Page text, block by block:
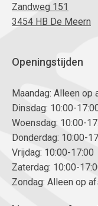
Zandweg 151
3454 HB De Meern
Openingstijden
Maandag: Alleen op
Dinsdag: 10:00-
Woensdag: 10:00-
Donderdag: 10:00-
Vrijdag: 10:00-17:00
Zaterdag: 10:00-
Zondag: Alleen op